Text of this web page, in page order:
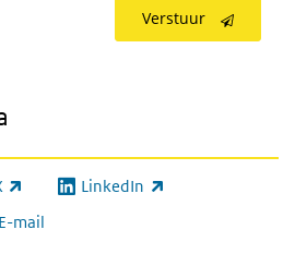
Verstuur
link) LinkedIn
(externe link)
E-mail